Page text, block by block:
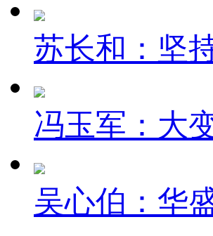
苏长和：坚
冯玉军：大
吴心伯：华